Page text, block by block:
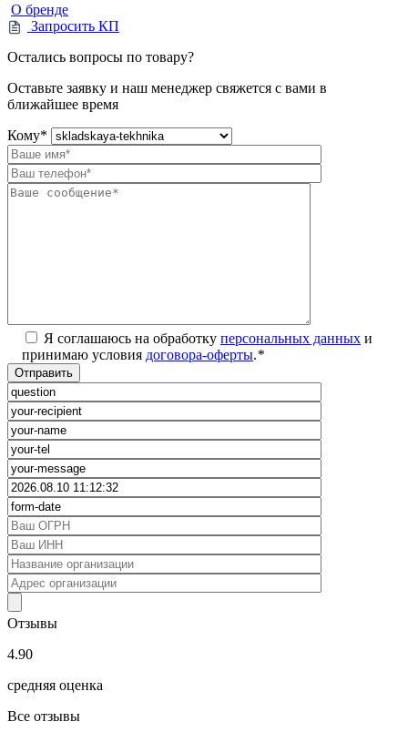
О бренде
Запросить КП
Остались вопросы по товару?
Оставьте заявку и наш менеджер свяжется с вами в
ближайшее время
Кому*
Я соглашаюсь на обработку персональных данных и
принимаю условия договора-оферты.*
Отзывы
4.90
средняя оценка
Все отзывы